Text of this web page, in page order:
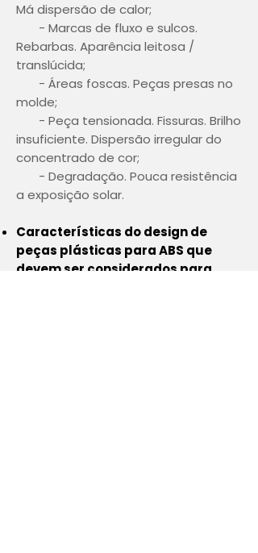
Má dispersão de calor;
- Marcas de fluxo e sulcos.
Rebarbas. Aparência leitosa /
translúcida;
- Áreas foscas. Peças presas no
molde;
- Peça tensionada. Fissuras. Brilho
insuficiente. Dispersão irregular do
concentrado de cor;
- Degradação. Pouca resistência
a exposição solar.
Características do design de
peças plásticas para ABS que
devem ser considerados para